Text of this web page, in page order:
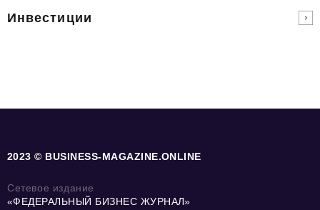
Инвестиции
2023 © BUSINESS-MAGAZINE.ONLINE
Сетевое издание
«ФЕДЕРАЛЬНЫЙ БИЗНЕС ЖУРНАЛ»